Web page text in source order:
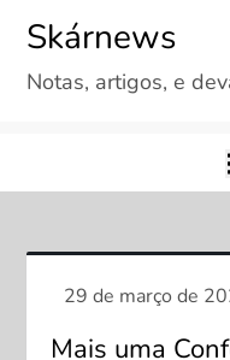
content
Skárnews
Notas, artigos, e
Mais uma